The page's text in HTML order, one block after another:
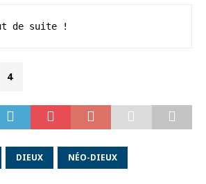
de suite !
4
DIEUX NÉO-DIEUX